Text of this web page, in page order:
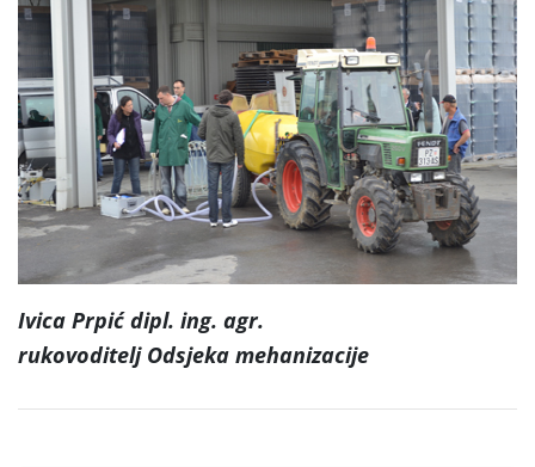
Ivica Prpić dipl. ing. agr.
rukovoditelj Odsjeka mehanizacije